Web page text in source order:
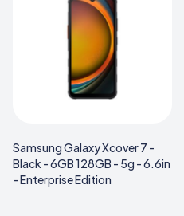
Samsung Galaxy Xcover 7 -
Black - 6GB 128GB - 5g - 6.6in
- Enterprise Edition